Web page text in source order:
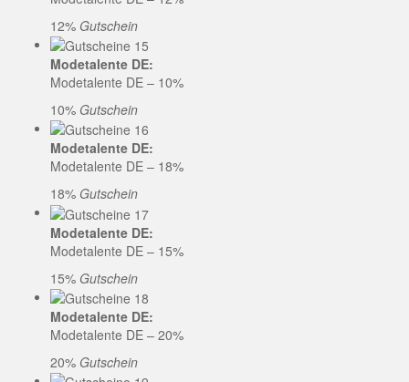
12% Gutschein
Modetalente DE:
Modetalente DE – 10%
10% Gutschein
Modetalente DE:
Modetalente DE – 18%
18% Gutschein
Modetalente DE:
Modetalente DE – 15%
15% Gutschein
Modetalente DE:
Modetalente DE – 20%
20% Gutschein